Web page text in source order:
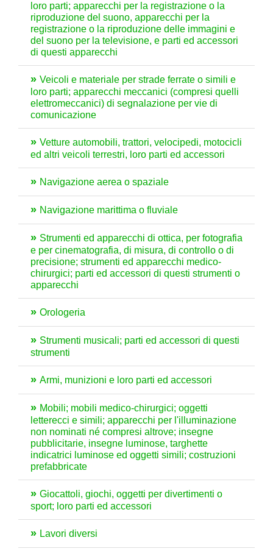
loro parti; apparecchi per la registrazione o la
riproduzione del suono, apparecchi per la
registrazione o la riproduzione delle immagini e
del suono per la televisione, e parti ed accessori
di questi apparecchi
Veicoli e materiale per strade ferrate o simili e
loro parti; apparecchi meccanici (compresi quelli
elettromeccanici) di segnalazione per vie di
comunicazione
Vetture automobili, trattori, velocipedi, motocicli
ed altri veicoli terrestri, loro parti ed accessori
Navigazione aerea o spaziale
Navigazione marittima o fluviale
Strumenti ed apparecchi di ottica, per fotografia
e per cinematografia, di misura, di controllo o di
precisione; strumenti ed apparecchi medico-
chirurgici; parti ed accessori di questi strumenti o
apparecchi
Orologeria
Strumenti musicali; parti ed accessori di questi
strumenti
Armi, munizioni e loro parti ed accessori
Mobili; mobili medico-chirurgici; oggetti
letterecci e simili; apparecchi per l'illuminazione
non nominati né compresi altrove; insegne
pubblicitarie, insegne luminose, targhette
indicatrici luminose ed oggetti simili; costruzioni
prefabbricate
Giocattoli, giochi, oggetti per divertimenti o
sport; loro parti ed accessori
Lavori diversi